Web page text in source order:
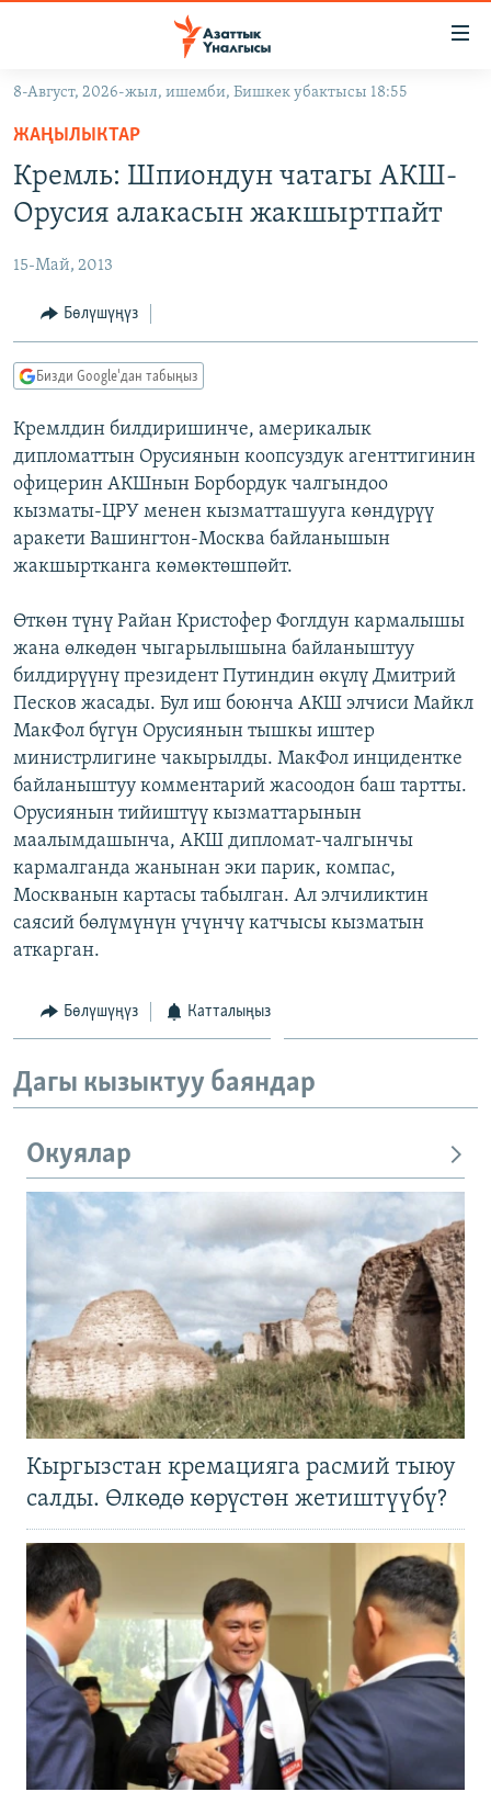
Навигацияга
өтүңүз
Издөөгө
салыңызКЫРГЫЗСТАН
ЭКОНОМИКА
МАДАНИЯТ
ДҮЙНӨ
БОРБОР АЗИЯ
УКРАИНА
АТАЙЫН ИЛИКТӨӨ
ТВ ПРОГРАММАЛАР
ЭКСПЕРТТЕР ТАЛДАЙТ
БИЗ ЖАНА ДҮЙНӨ
ЭЖЕ-СИҢДИЛЕР
ӨЗГӨЧӨ ПИКИР
Русский
ОНЛАЙН ШЕРИНЕ
ЭЕ/АРнун бардык сайттары
8-Август, 2026-жыл, ишемби, Бишкек убактысы 18:55
ЖАҢЫЛЫКТАР
Кремль: Шпиондун чатагы АКШ-
Орусия алакасын жакшыртпайт
15-Май, 2013
Бөлүшүңүз
Бизди Google'дан табыңыз
Кремлдин билдиришинче, америкалык
дипломаттын Орусиянын коопсуздук агенттигинин
офицерин АКШнын Борбордук чалгындоо
кызматы-ЦРУ менен кызматташууга көндүрүү
аракети Вашингтон-Москва байланышын
жакшыртканга көмөктөшпөйт.
Өткөн түнү Райан Кристофер Фоглдун кармалышы
жана өлкөдөн чыгарылышына байланыштуу
билдирүүнү президент Путиндин өкүлү Дмитрий
Песков жасады. Бул иш боюнча АКШ элчиси Майкл
МакФол бүгүн Орусиянын тышкы иштер
министрлигине чакырылды. МакФол инцидентке
байланыштуу комментарий жасоодон баш тартты.
Орусиянын тийиштүү кызматтарынын
маалымдашынча, АКШ дипломат-чалгынчы
кармалганда жанынан эки парик, компас,
Москванын картасы табылган. Ал элчиликтин
саясий бөлүмүнүн үчүнчү катчысы кызматын
аткарган.
Бөлүшүңүз Катталыңыз
Дагы кызыктуу баяндар
Окуялар
Кыргызстан кремацияга расмий тыюу
салды. Өлкөдө көрүстөн жетиштүүбү?